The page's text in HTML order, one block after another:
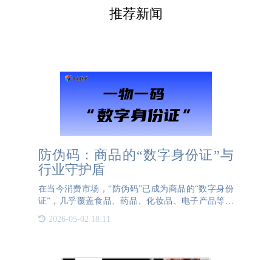
推荐新闻
防伪码：商品的“数字身份证”与
行业守护盾
在当今消费市场，“防伪码”已成为商品的“数字身份
证”，几乎覆盖食品、药品、化妆品、电子产品等所
有领域。它是基于加密技术生成的唯一编码，以数
字、字母或二维码形式附着在商品包装或本体上，核
2026-05-02 18:11